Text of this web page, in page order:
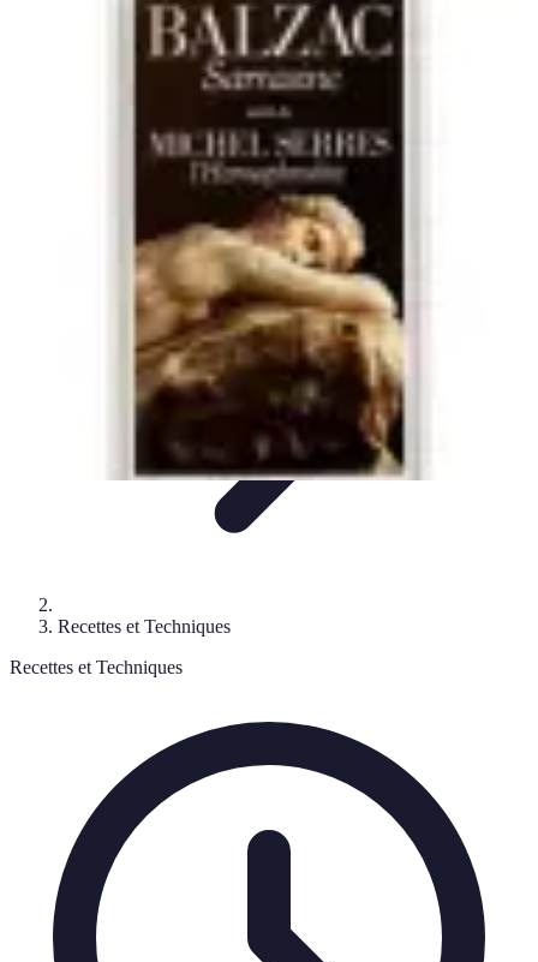
Recettes et PâtisseriesRecettes et TraditionsRecettes
Accords Mets et Vins
Cuisine Bretonne
Recettes et Techniques
Recettes et Techniques